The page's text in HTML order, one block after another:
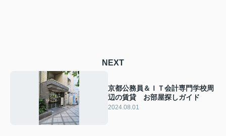
NEXT
京都公務員＆ＩＴ会計専門学校周
辺の賃貸 お部屋探しガイド
2024.08.01